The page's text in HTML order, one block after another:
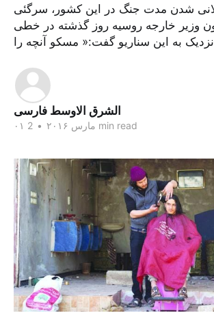
شدن مدت جنگ در این کشور، سرگئی
وزیر خارجه روسیه روز گذشته در خطی
الشرق الاوسط فارسی
۰۱ مارس ۲۰۱۶ • 2 min read